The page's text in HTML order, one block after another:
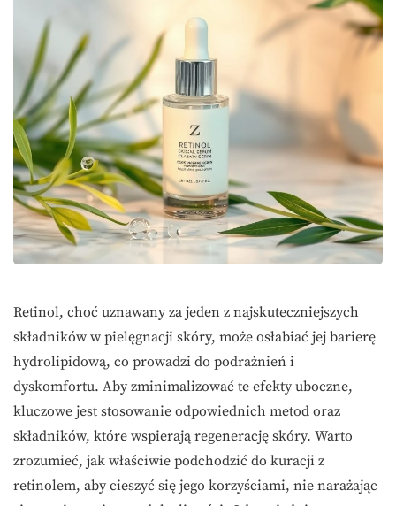
Retinol, choć uznawany za jeden z najskuteczniejszych
składników w pielęgnacji skóry, może osłabiać jej barierę
hydrolipidową, co prowadzi do podrażnień i
dyskomfortu. Aby zminimalizować te efekty uboczne,
kluczowe jest stosowanie odpowiednich metod oraz
składników, które wspierają regenerację skóry. Warto
zrozumieć, jak właściwie podchodzić do kuracji z
retinolem, aby cieszyć się jego korzyściami, nie narażając